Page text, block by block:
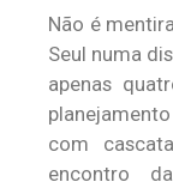
Não é
Seul numa
apenas
com
encontro